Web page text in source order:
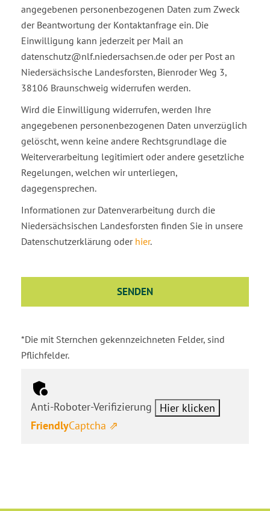
angegebenen personenbezogenen Daten zum Zweck
der Beantwortung der Kontaktanfrage ein. Die
Einwilligung kann jederzeit per Mail an
datenschutz@nlf.niedersachsen.de oder per Post an
Niedersächsische Landesforsten, Bienroder Weg 3,
38106 Braunschweig widerrufen werden.
Wird die Einwilligung widerrufen, werden Ihre
angegebenen personenbezogenen Daten unverzüglich
gelöscht, wenn keine andere Rechtsgrundlage die
Weiterverarbeitung legitimiert oder andere gesetzliche
Regelungen, welchen wir unterliegen,
dagegensprechen.
Informationen zur Datenverarbeitung durch die
Niedersächsischen Landesforsten finden Sie in unsere
Datenschutzerklärung oder hier.
*Die mit Sternchen gekennzeichneten Felder, sind
Pflichfelder.
Anti-Roboter-Verifizierung
Hier klicken
FriendlyCaptcha ⇗